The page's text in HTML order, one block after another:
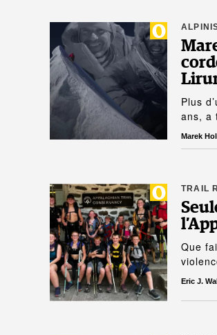
Plus
ans, a
Marek
TRAIL
Que
Eric J.